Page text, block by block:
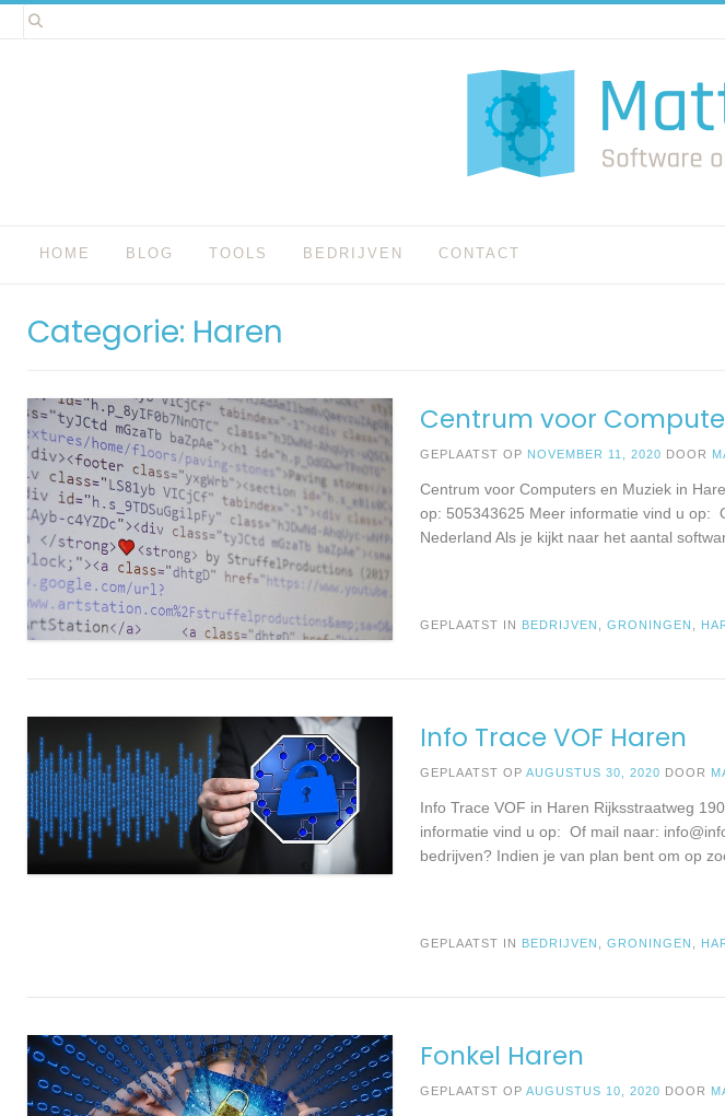
Spring
naar
HOME BLOG TOOLS BEDRIJVEN CONTACT
Categorie: Haren
Centrum voor
GEPLAATST OP NOVEMBER 11, 2020 DOOR
Centrum voor Computers en Muziek in
op: 505343625 Meer informatie vind u op:
Nederland Als je kijkt naar het aantal
GEPLAATST IN BEDRIJVEN ,GRONINGEN
Info Trace VOF Haren
GEPLAATST OPAUGUSTUS 30, 2020 DOOR
Info Trace VOF in Haren Rijksstraatweg
informatie vind u op: Of mail naar:
bedrijven? Indien je van plan bent om op
GEPLAATST IN BEDRIJVEN ,GRONINGEN
Fonkel Haren
GEPLAATST OPAUGUSTUS 10, 2020 DOOR